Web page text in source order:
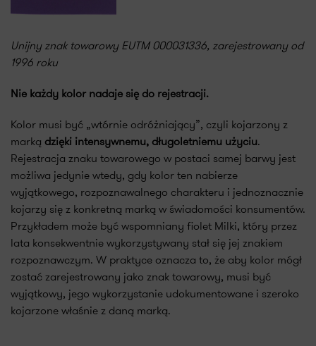
Unijny znak towarowy EUTM 000031336, zarejestrowany od
1996 roku
Nie każdy kolor nadaje się do rejestracji.
Kolor musi być „wtórnie odróżniający”, czyli kojarzony z
marką dzięki intensywnemu, długoletniemu użyciu.
Rejestracja znaku towarowego w postaci samej barwy jest
możliwa jedynie wtedy, gdy kolor ten nabierze
wyjątkowego, rozpoznawalnego charakteru i jednoznacznie
kojarzy się z konkretną marką w świadomości konsumentów.
Przykładem może być wspomniany fiolet Milki, który przez
lata konsekwentnie wykorzystywany stał się jej znakiem
rozpoznawczym. W praktyce oznacza to, że aby kolor mógł
zostać zarejestrowany jako znak towarowy, musi być
wyjątkowy, jego wykorzystanie udokumentowane i szeroko
kojarzone właśnie z daną marką.